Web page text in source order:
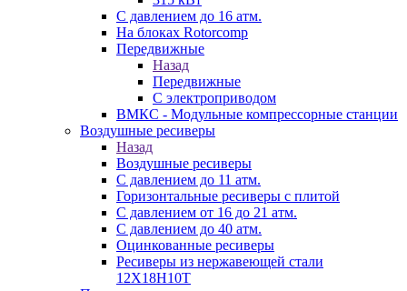
С давлением до 16 атм.
На блоках Rotorcomp
Передвижные
Назад
Передвижные
С электроприводом
ВМКС - Модульные компрессорные станции
Воздушные ресиверы
Назад
Воздушные ресиверы
С давлением до 11 атм.
Горизонтальные ресиверы с плитой
С давлением от 16 до 21 атм.
С давлением до 40 атм.
Оцинкованные ресиверы
Ресиверы из нержавеющей стали
12Х18Н10Т